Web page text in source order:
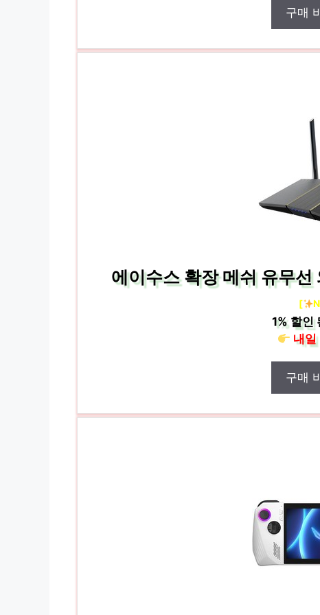
구매
에이수스 확장 메쉬 유무
[
1%할인
내일
구매